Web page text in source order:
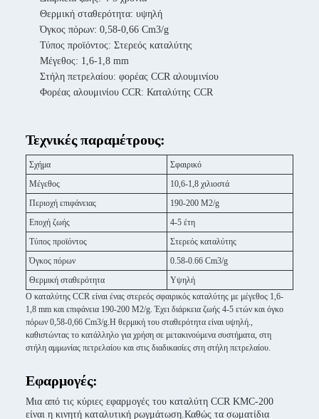
Θερμική σταθερότητα: υψηλή
Όγκος πόρων: 0,58-0,66 Cm3/g
Τύπος προϊόντος: Στερεός καταλύτης
Μέγεθος: 1,6-1,8 mm
Στήλη πετρελαίου: φορέας CCR αλουμινίου
Φορέας αλουμινίου CCR: Καταλύτης CCR
Τεχνικές παραμέτρους:
Σχήμα
Σφαιρικό
Μέγεθος
10,6-1,8 χιλιοστά
Περιοχή επιφάνειας
190-200 M2/g
Εποχή ζωής
4-5 έτη
Τύπος προϊόντος
Στερεός καταλύτης
Όγκος πόρων
0.58-0.66 Cm3/g
Θερμική σταθερότητα
Υψηλή
Ο καταλύτης CCR είναι ένας στερεός σφαιρικός καταλύτης με μέγεθος 1,6-
1,8 mm και επιφάνεια 190-200 M2/g. Έχει διάρκεια ζωής 4-5 ετών και όγκο
πόρων 0,58-0,66 Cm3/g.Η θερμική του σταθερότητα είναι υψηλή.,
καθιστώντας το κατάλληλο για χρήση σε μετακινούμενα συστήματα, στη
στήλη αμμωνίας πετρελαίου και στις διαδικασίες στη στήλη πετρελαίου.
Εφαρμογές:
Μια από τις κύριες εφαρμογές του καταλύτη CCR KMC-200
είναι η κινητή καταλυτική ρωγμάτωση.Καθώς τα σωματίδια